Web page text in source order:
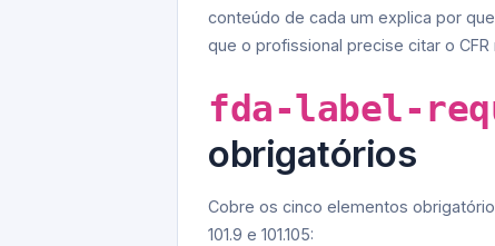
conteúdo de cada um explica por
que o profissional precise citar o CFR
fda-label-
obrigatórios
Cobre os cinco elementos obrigatórios
101.9 e 101.105: